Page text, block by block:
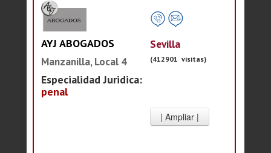
AYJ ABOGADOS
Manzanilla, Local 4
Especialidad Juridica:
penal
Sevilla
(412901 visitas)